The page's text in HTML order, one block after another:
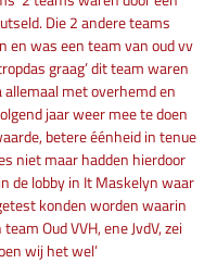
Die 2 andere teams
en was een team van oud vv
graag’ dit team waren
met overhemd en
jaar weer mee te doen
betere éénheid in tenue
niet maar hadden hierdoor
de lobby in It Maskelyn waar
konden worden waarin
Oud VVH, ene JvdV, zei
wij het wel’